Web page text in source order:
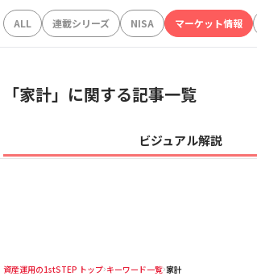
ALL 連載シリーズ NISA マーケット情報
「家計」に関する記事一覧
ビジュアル解説
資産運用の1stSTEP トップ キーワード一覧 家計